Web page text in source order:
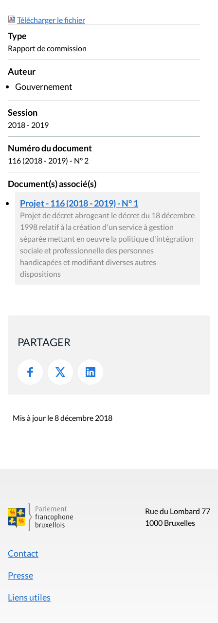
Télécharger le fichier
Type
Rapport de commission
Auteur
Gouvernement
Session
2018 - 2019
Numéro du document
116 (2018 - 2019) - N° 2
Document(s) associé(s)
Projet - 116 (2018 - 2019) - N° 1
Projet de décret abrogeant le décret du 18 décembre
1998 relatif à la création d'un service à gestion
séparée mettant en oeuvre la politique d'intégration
sociale et professionnelle des personnes
handicapées et modifiant diverses autres
dispositions
PARTAGER
Mis à jour le 8 décembre 2018
Rue du Lombard 77
1000 Bruxelles
Contact
Presse
Liens utiles